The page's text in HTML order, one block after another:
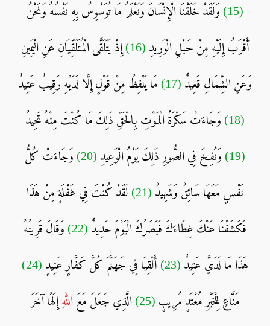
(15) وَلَقَدْ خَلَقْنَا الْإِنْسَانَ وَنَعْلَمُ مَا تُوَسْوِسُ بِهِ نَفْسُهُ وَنَحْنُ
أَقْرَبُ إِلَيْهِ مِنْ حَبْلِ الْوَرِيدِ (16) إِذْ يَتَلَقَّى الْمُتَلَقِّيَانِ عَنِ الْيَمِينِ
وَعَنِ الشِّمَالِ قَعِيدٌ (17) مَا يَلْفِظُ مِنْ قَوْلٍ إِلَّا لَدَيْهِ رَقِيبٌ عَتِيدٌ
(18) وَجَاءَتْ سَكْرَةُ الْمَوْتِ بِالْحَقِّ ذَلِكَ مَا كُنْتَ مِنْهُ تَحِيدُ
(19) وَنُفِخَ فِي الصُّورِ ذَلِكَ يَوْمُ الْوَعِيدِ (20) وَجَاءَتْ كُلُّ
نَفْسٍ مَعَهَا سَائِقٌ وَشَهِيدٌ (21) لَقَدْ كُنْتَ فِي غَفْلَةٍ مِنْ هَذَا
فَكَشَفْنَا عَنْكَ غِطَاءَكَ فَبَصَرُكَ الْيَوْمَ حَدِيدٌ (22) وَقَالَ قَرِينُهُ
هَذَا مَا لَدَيَّ عَتِيدٌ (23) أَلْقِيَا فِي جَهَنَّمَ كُلَّ كَفَّارٍ عَنِيدٍ (24)
مَنَّاعٍ لِلْخَيْرِ مُعْتَدٍ مُرِيبٍ (25) الَّذِي جَعَلَ مَعَالله ِ إِلَهًا آخَرَ